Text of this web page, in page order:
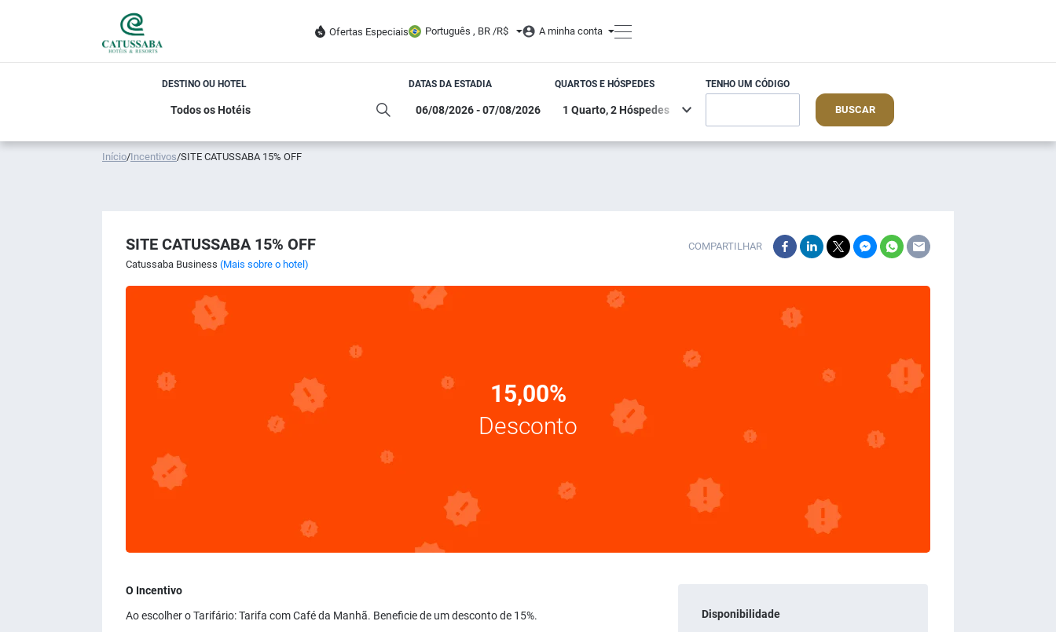
Ofertas Especiais Português , BR /R$ A minha conta
DESTINO OU HOTEL DATAS DA ESTADIA QUARTOS E HÓSPEDES TENHO UM CÓDIGO
BUSCAR
Início/Incentivos/SITE CATUSSABA 15% OFF
SITE CATUSSABA 15% OFF
Catussaba Business (Mais sobre o hotel)
COMPARTILHAR
15,00%
Desconto
O Incentivo
Ao escolher o Tarifário: Tarifa com Café da Manhã. Beneficie de um desconto de 15%.
Disponibilidade